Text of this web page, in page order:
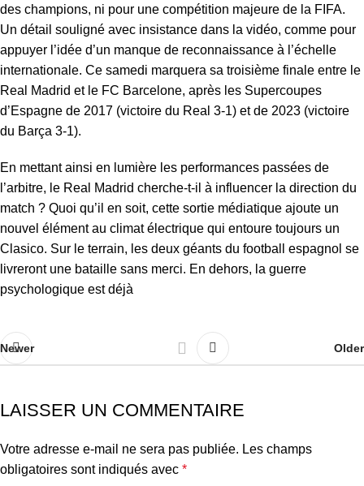
des champions, ni pour une compétition majeure de la FIFA.
Un détail souligné avec insistance dans la vidéo, comme pour
appuyer l’idée d’un manque de reconnaissance à l’échelle
internationale. Ce samedi marquera sa troisième finale entre le
Real Madrid et le FC Barcelone, après les Supercoupes
d’Espagne de 2017 (victoire du Real 3-1) et de 2023 (victoire
du Barça 3-1).
En mettant ainsi en lumière les performances passées de
l’arbitre, le Real Madrid cherche-t-il à influencer la direction du
match ? Quoi qu’il en soit, cette sortie médiatique ajoute un
nouvel élément au climat électrique qui entoure toujours un
Clasico. Sur le terrain, les deux géants du football espagnol se
livreront une bataille sans merci. En dehors, la guerre
psychologique est déjà
Newer Older
LAISSER UN COMMENTAIRE
Votre adresse e-mail ne sera pas publiée. Les champs
obligatoires sont indiqués avec *